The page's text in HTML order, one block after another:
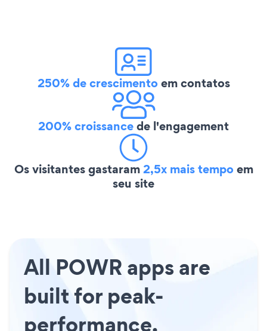
250% de crescimentoem contatos
200% croissancede l'engagement
Os visitantes gastaram2,5x mais tempoem
seu site
All POWR apps are
built for peak-
performance.